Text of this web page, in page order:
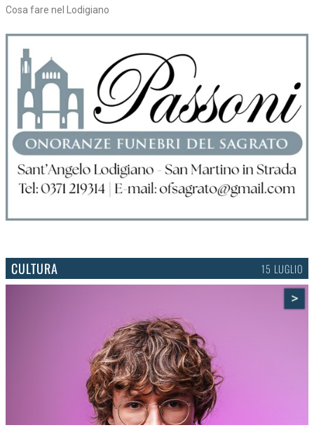
Tra torte, cinema e musica live
CULTURA 15 LUGLIO
>